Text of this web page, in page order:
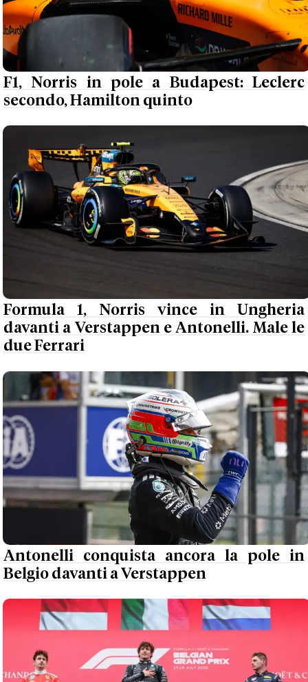
F1, Norris in pole a Budapest: Leclerc
secondo, Hamilton quinto
Formula 1, Norris vince in Ungheria
davanti a Verstappen e Antonelli. Male le
due Ferrari
Antonelli conquista ancora la pole in
Belgio davanti a Verstappen